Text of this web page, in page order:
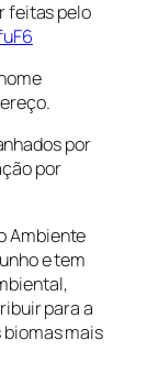
feitas pelo
por
por
Ambiente
e tem
para a
mais